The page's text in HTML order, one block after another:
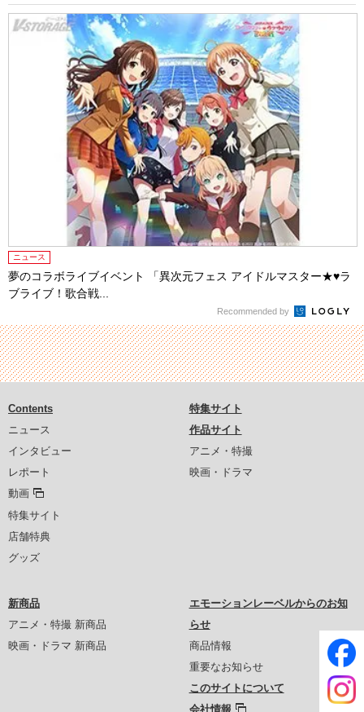
ニュース
夢のコラボライブイベント 「異次元フェス アイドルマスター★♥ラ
ブライブ！歌合戦...
Recommended by
Contents
ニュース
インタビュー
レポート
動画
特集サイト
店舗特典
グッズ
特集サイト
作品サイト
アニメ・特撮
映画・ドラマ
新商品
アニメ・特撮 新商品
映画・ドラマ 新商品
エモーションレーベルからのお知
らせ
商品情報
重要なお知らせ
このサイトについて
会社情報